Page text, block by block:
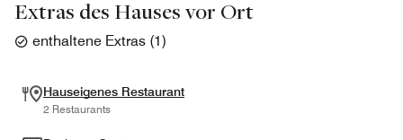
Extras des Hauses vor Ort
enthaltene Extras (1)
Hauseigenes Restaurant
2 Restaurants